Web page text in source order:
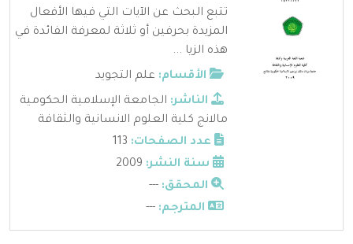
تتبع البحث عن الآيات التي فيها الأفعال
المزيدة بحرفين أو ثلاثة لمعرفة الفائدة في
هذه الزيا ...
الأقسام: علم التجويد
الناشر: الجامعة الإسلامية الحكومية
مالانج كلية العلوم الانسانية والثقافة
عدد الصفحات:
سنة النشر:
المحقق: ---
المترجم: ---